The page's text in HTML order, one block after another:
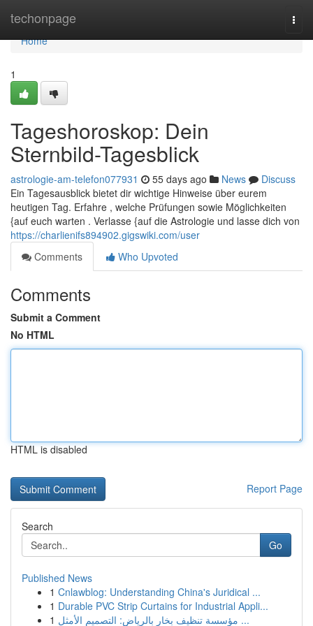
techonpage
Home
Home
1
Tageshoroskop: Dein
Sternbild-Tagesblick
astrologie-am-telefon077931 55 days ago News
Discuss
Ein Tagesausblick bietet dir wichtige Hinweise über eurem
heutigen Tag. Erfahre , welche Prüfungen sowie Möglichkeiten
{auf euch warten . Verlasse {auf die Astrologie und lasse dich von
https://charlienifs894902.gigswiki.com/user
Comments
Who Upvoted
Comments
Submit a Comment
No HTML
HTML is disabled
Report Page
Search
Go
Published News
1 Cnlawblog: Understanding China's Juridical ...
1 Durable PVC Strip Curtains for Industrial Appli...
1
مؤسسة تنظيف بخار بالرياض: التصميم الأمثل ...